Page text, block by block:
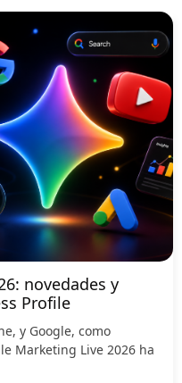
novedades y
Profile
y Google, como
Marketing Live 2026 ha